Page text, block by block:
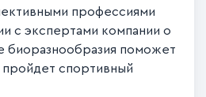
профессиями
с экспертами компании о
биоразнообразия поможет
спортивный